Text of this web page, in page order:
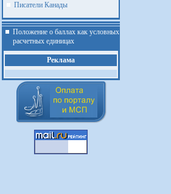
Писатели Канады
Положение о баллах как условных
расчетных единицах
Реклама